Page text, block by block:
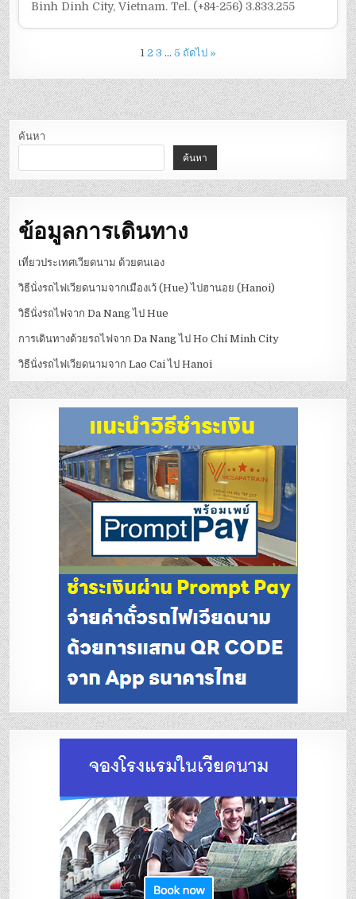
Binh Dinh City, Vietnam. Tel. (+84-256) 3.833.255
1 2 3 … 5 ถัดไป »
ค้นหา
ค้นหา
ข้อมูลการเดินทาง
เที่ยวประเทศเวียดนาม ด้วยตนเอง
วิธีนั่งรถไฟเวียดนามจากเมืองเว้ (Hue) ไปฮานอย (Hanoi)
วิธีนั่งรถไฟจาก Da Nang ไป Hue
การเดินทางด้วยรถไฟจาก Da Nang ไป Ho Chi Minh City
วิธีนั่งรถไฟเวียดนามจาก Lao Cai ไป Hanoi